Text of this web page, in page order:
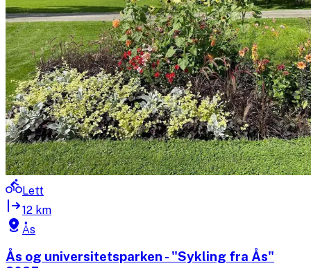
Lett
12 km
Ås
Ås og universitetsparken - "Sykling fra Ås"